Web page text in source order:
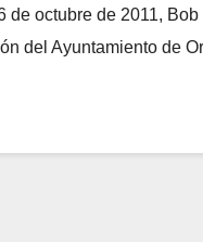
de octubre de 2011,
del Ayuntamiento de